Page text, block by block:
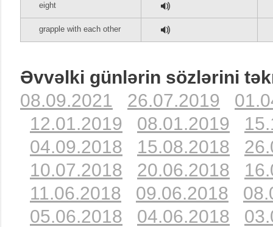
eight
grapple with each other
Əvvəlki günlərin sözlərini
08.09.2021
26.07.2019
12.01.2019
08.01.2019
04.09.2018
15.08.2018
10.07.2018
20.06.2018
11.06.2018
09.06.2018
05.06.2018
04.06.2018